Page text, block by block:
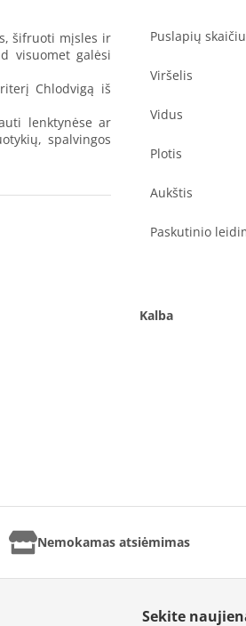
šifruoti mįsles ir
visuomet galėsi
Chlodvigą iš
lenktynėse ar
spalvingos
Puslapių
Viršelis
Vidus
Plotis
Aukštis
Paskutinio
Kalba
Nemokamas atsiėmimas
Sekite